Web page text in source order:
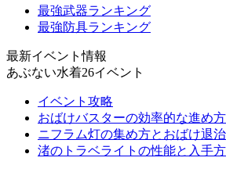
最強武器ランキング
最強防具ランキング
最新イベント情報
あぶない水着26イベント
イベント攻略
おばけバスターの効率的な進め
ニフラム灯の集め方とおばけ退
渚のトラベライトの性能と入手